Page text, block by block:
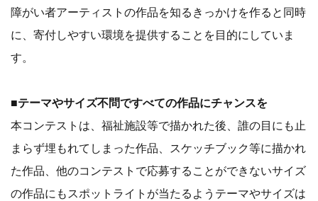
障がい者アーティストの作品を知るきっかけを作ると同時
に、寄付しやすい環境を提供することを目的にしていま
す。
■テーマやサイズ不問ですべての作品にチャンスを
本コンテストは、福祉施設等で描かれた後、誰の目にも止
まらず埋もれてしまった作品、スケッチブック等に描かれ
た作品、他のコンテストで応募することができないサイズ
の作品にもスポットライトが当たるようテーマやサイズは